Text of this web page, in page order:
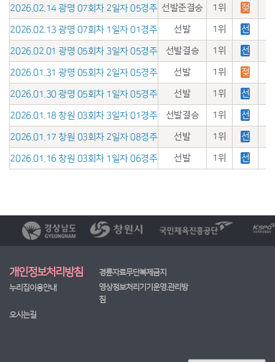
2026.02.14 광명 07회차 2일자 05경주 선발준결승 1위 젖
2026.02.13 광명 07회차 1일자 01경주 선발 1위 선
2026.02.01 광명 05회차 3일자 05경주 선발결승 1위 선
2026.01.31 광명 05회차 2일자 05경주 선발 1위 젖
2026.01.30 광명 05회차 1일자 05경주 선발 1위 선
2026.01.18 창원 03회차 3일자 01경주 선발결승 1위 선
2026.01.17 창원 03회차 2일자 08경주 선발 1위 선
2026.01.16 창원 03회차 1일자 06경주 선발 1위 선
개인정보처리방침
경륜자료무단복제금지
누리집이용안내
영상정보처리기기운영.관리방
침
오시는길